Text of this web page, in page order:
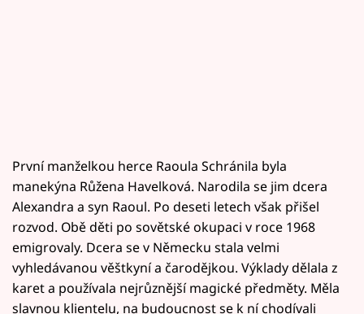
První manželkou herce Raoula Schránila byla
manekýna Růžena Havelková. Narodila se jim dcera
Alexandra a syn Raoul. Po deseti letech však přišel
rozvod. Obě děti po sovětské okupaci v roce 1968
emigrovaly. Dcera se v Německu stala velmi
vyhledávanou věštkyní a čarodějkou. Výklady dělala z
karet a používala nejrůznější magické předměty. Měla
slavnou klientelu, na budoucnost se k ní chodívali